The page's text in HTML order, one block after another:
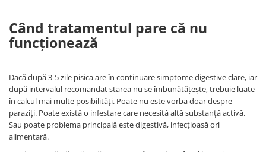
Când tratamentul pare că nu
funcționează
Dacă după 3-5 zile pisica are în continuare simptome digestive clare, iar
după intervalul recomandat starea nu se îmbunătățește, trebuie luate
în calcul mai multe posibilități. Poate nu este vorba doar despre
paraziți. Poate există o infestare care necesită altă substanță activă.
Sau poate problema principală este digestivă, infecțioasă ori
alimentară.